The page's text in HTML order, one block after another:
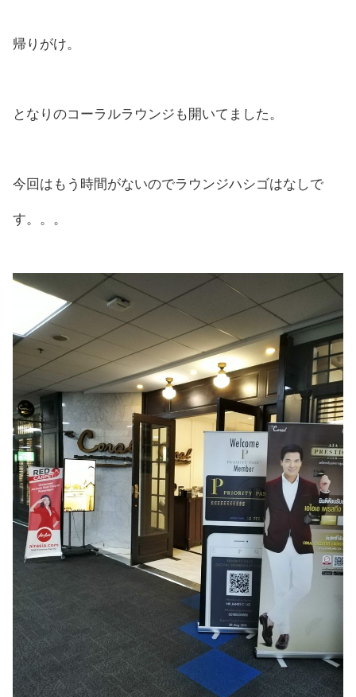
帰りがけ。
となりのコーラルラウンジも開いてました。
今回はもう時間がないのでラウンジハシゴはなしで
す。。。